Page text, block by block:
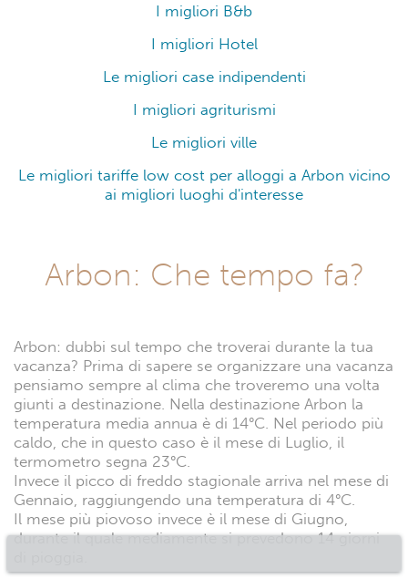
I migliori B&b
I migliori Hotel
Le migliori case indipendenti
I migliori agriturismi
Le migliori ville
Le migliori tariffe low cost per alloggi a Arbon vicino
ai migliori luoghi d'interesse
Arbon: Che tempo fa?
Arbon: dubbi sul tempo che troverai durante la tua
vacanza? Prima di sapere se organizzare una vacanza
pensiamo sempre al clima che troveremo una volta
giunti a destinazione. Nella destinazione Arbon la
temperatura media annua è di 14°C. Nel periodo più
caldo, che in questo caso è il mese di Luglio, il
termometro segna 23°C.
Invece il picco di freddo stagionale arriva nel mese di
Gennaio, raggiungendo una temperatura di 4°C.
Il mese più piovoso invece è il mese di Giugno,
durante il quale mediamente si prevedono 14 giorni